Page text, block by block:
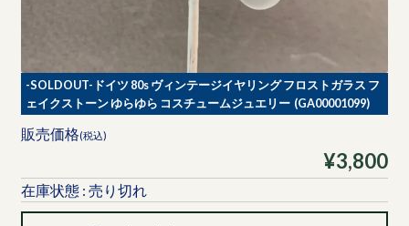
-SOLDOUT-ドイツ 80s ヴィンテージイヤリング フロストガラス フ
ェイクストーン ゆらゆら コスチュームジュエリー (GA00001099)
販売価格(税込)
¥3,800
在庫状態 : 売り切れ